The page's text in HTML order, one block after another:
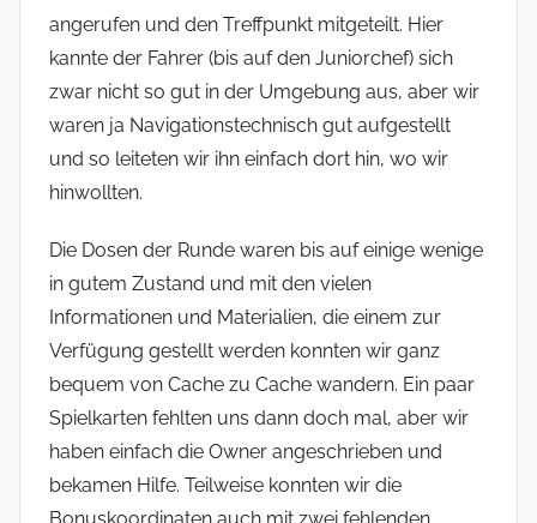
angerufen und den Treffpunkt mitgeteilt. Hier
kannte der Fahrer (bis auf den Juniorchef) sich
zwar nicht so gut in der Umgebung aus, aber wir
waren ja Navigationstechnisch gut aufgestellt
und so leiteten wir ihn einfach dort hin, wo wir
hinwollten.
Die Dosen der Runde waren bis auf einige wenige
in gutem Zustand und mit den vielen
Informationen und Materialien, die einem zur
Verfügung gestellt werden konnten wir ganz
bequem von Cache zu Cache wandern. Ein paar
Spielkarten fehlten uns dann doch mal, aber wir
haben einfach die Owner angeschrieben und
bekamen Hilfe. Teilweise konnten wir die